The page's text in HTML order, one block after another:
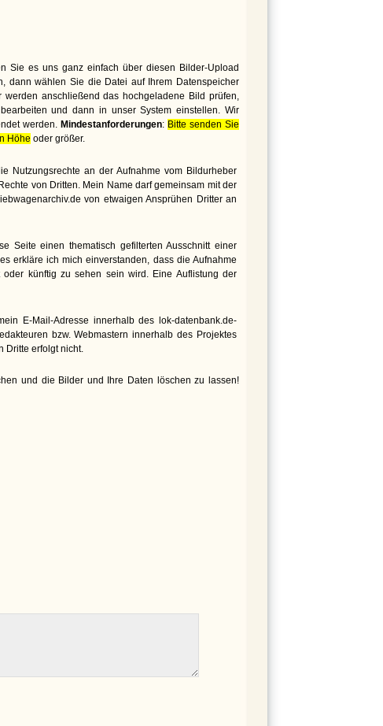
Sie es uns ganz einfach über diesen Bilder-Upload
dann wählen Sie die Datei auf Ihrem Datenspeicher
anschließend das hochgeladene Bild prüfen,
und dann in unser System einstellen. Wir
werden. Mindestanforderungen: Bitte senden Sie
Höhe oder größer.
Nutzungsrechte an der Aufnahme vom Bildurheber
von Dritten. Mein Name darf gemeinsam mit der
von etwaigen Ansprühen Dritter an
Seite einen thematisch gefilterten Ausschnitt einer
erkläre ich mich einverstanden, dass die Aufnahme
künftig zu sehen sein wird. Eine Auflistung der
E-Mail-Adresse innerhalb des lok-datenbank.de-
bzw. Webmastern innerhalb des Projektes
Dritte erfolgt nicht.
und die Bilder und Ihre Daten löschen zu lassen!